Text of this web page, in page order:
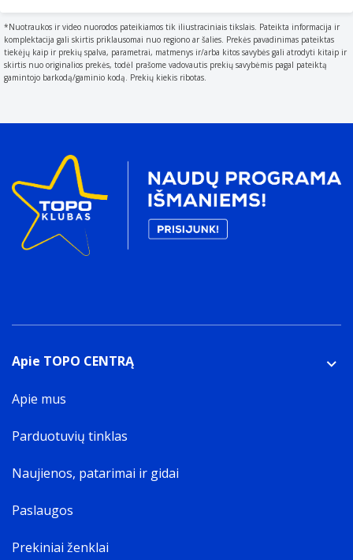
TSA kombinuotas užraktas
Svoris ir matmenys
Apimtis
The amount of a substance contained.
Svoris ir matmenys
Physical dimension.
50,8 cm (20")
Lagamino plotis
51,5 cm
Lagamino gylis
Lagamino svoris
Medžiaga
The material from which a thing is or can be made e.g.
Polikarbonatas (PC)
*Nuotraukos ir video nuorodos pateikiamos tik iliustraciniais tikslais. Pateikta informacija ir
komplektacija gali skirtis priklausomai nuo regiono ar šalies. Prekės pavadinimas pateiktas
tiekėjų kaip ir prekių spalva, parametrai, matmenys ir/arba kitos savybės gali atrodyti kitaip ir
skirtis nuo originalios prekės, todėl prašome vadovautis prekių savybėmis pagal pateiktą
gamintojo barkodą/gaminio kodą. Prekių kiekis ribotas.
Apie TOPO CENTRĄ
Apie mus
Parduotuvių tinklas
Naujienos, patarimai ir gidai
Paslaugos
Prekiniai ženklai